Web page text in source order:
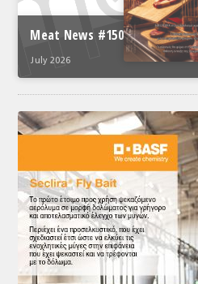
Meat News #150
July 2026